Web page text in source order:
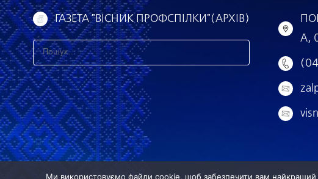
ГАЗЕТА "ВІСНИК ПРОФСПІЛКИ"(АРХІВ)
З
н
а
й
т
и
А,
Ми використовуємо файли cookie, щоб забезпечити вам